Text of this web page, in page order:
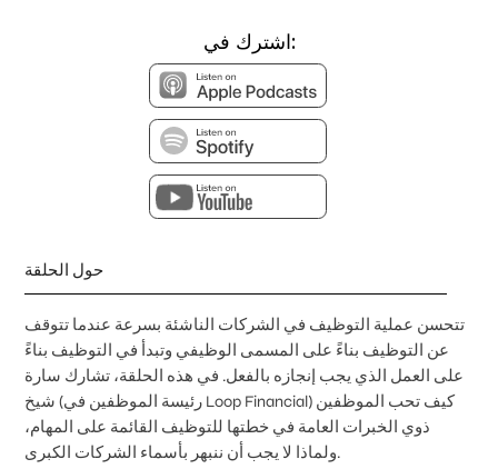
اشترك في:
حول الحلقة
تتحسن عملية التوظيف في الشركات الناشئة بسرعة عندما تتوقف
عن التوظيف بناءً على المسمى الوظيفي وتبدأ في التوظيف بناءً
على العمل الذي يجب إنجازه بالفعل. في هذه الحلقة، تشارك سارة
شيخ (رئيسة الموظفين في Loop Financial) كيف تحب الموظفين
ذوي الخبرات العامة في خطتها للتوظيف القائمة على المهام،
ولماذا لا يجب أن ننبهر بأسماء الشركات الكبرى.